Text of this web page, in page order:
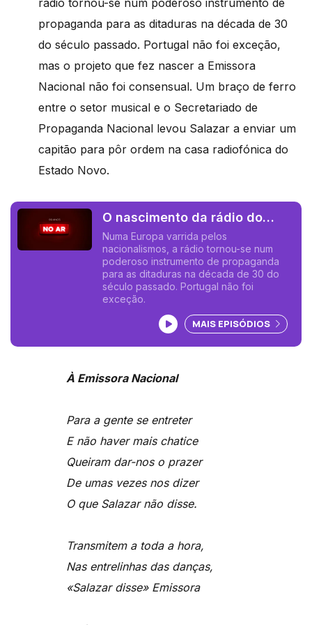
propaganda para as ditaduras na década de 30
do século passado. Portugal não foi exceção,
mas o projeto que fez nascer a Emissora
Nacional não foi consensual. Um braço de ferro
entre o setor musical e o Secretariado de
Propaganda Nacional levou Salazar a enviar um
capitão para pôr ordem na casa radiofónica do
Estado Novo.
O nascimento da rádio do
Estado
Numa Europa varrida pelos
nacionalismos, a rádio tornou-se num
poderoso instrumento de propaganda
para as ditaduras na década de 30 do
século passado. Portugal não foi
exceção.
Ouvir podcast
MAIS EPISÓDIOS
À Emissora Nacional
Para a gente se entreter
E não haver mais chatice
Queiram dar-nos o prazer
De umas vezes nos dizer
O que Salazar não disse.
Transmitem a toda a hora,
Nas entrelinhas das danças,
«Salazar disse» Emissora